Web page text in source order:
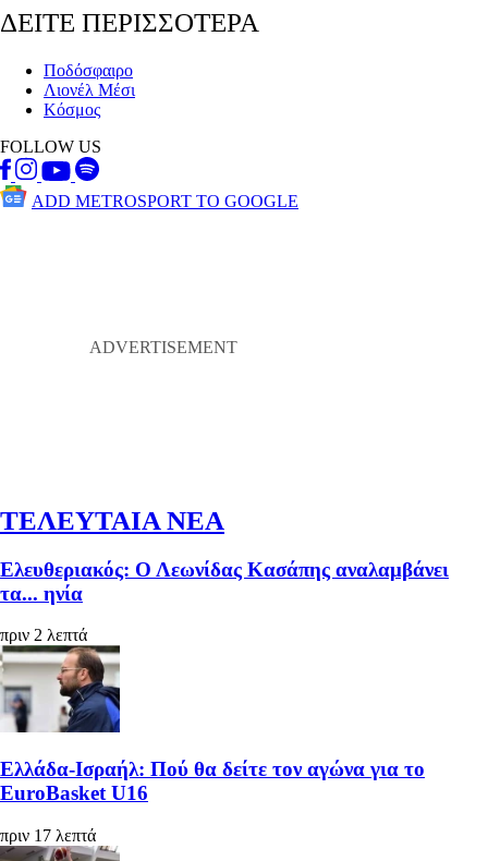
ΔΕΙΤΕ ΠΕΡΙΣΣΟΤΕΡΑ
Ποδόσφαιρο
Λιονέλ Μέσι
Κόσμος
FOLLOW US
ADD METROSPORT TO GOOGLE
ΤΕΛΕΥΤΑΙΑ ΝΕΑ
Ελευθεριακός: Ο Λεωνίδας Κασάπης αναλαμβάνει
τα... ηνία
πριν 2 λεπτά
Ελλάδα-Ισραήλ: Πού θα δείτε τον αγώνα για το
EuroBasket U16
πριν 17 λεπτά